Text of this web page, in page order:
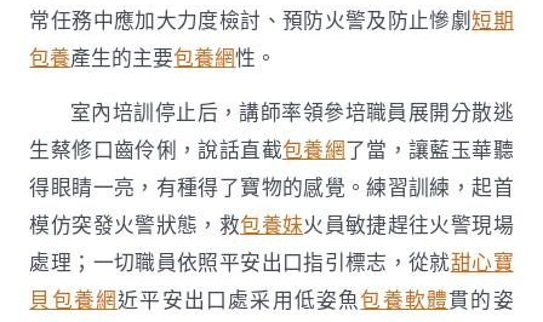
常任務中應加大力度檢討、預防火警及防止慘劇短期
包養產生的主要包養網性。
室內培訓停止后，講師率領參培職員展開分散逃
生蔡修口齒伶俐，說話直截包養網了當，讓藍玉華聽
得眼睛一亮，有種得了寶物的感覺。練習訓練，起首
模仿突發火警狀態，救包養妹火員敏捷趕往火警現場
處理；一切職員依照平安出口指引標志，從就甜心寶
貝包養網近平安出口處采用低姿魚包養軟體貫的姿